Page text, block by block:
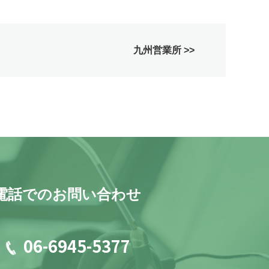
九州営業所 >>
話でのお問い合わせ
06-6945-5377